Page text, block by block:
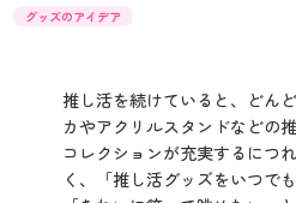
グッズのアイデア
推し活を続けていると、どん
カやアクリルスタンドなどの
コレクションが充実するにつ
く、「推し活グッズをいつで